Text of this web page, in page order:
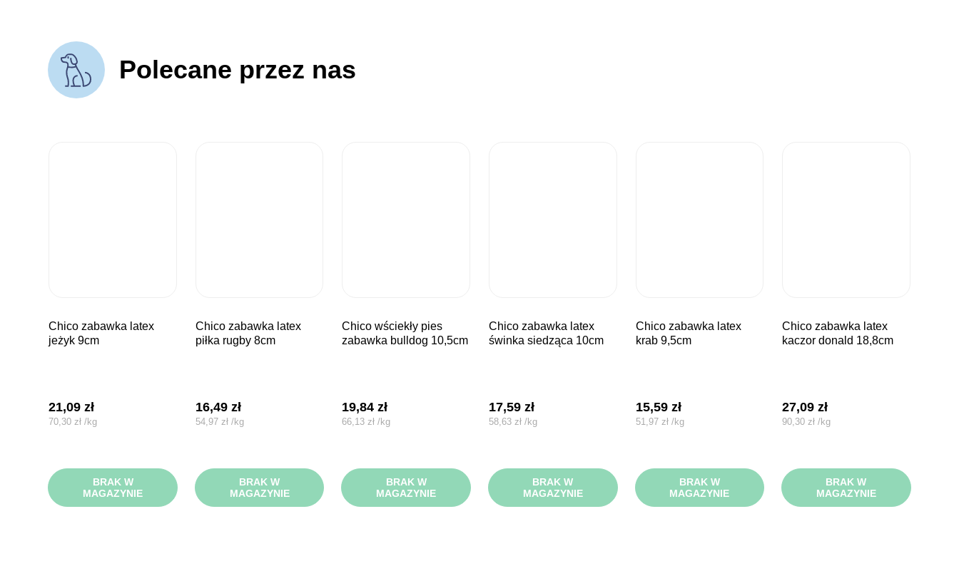
Polecane przez nas
chico zabawka latex
jeżyk 9cm
21,09zł
70,30zł /kg
BRAK W
MAGAZYNIE
chico zabawka latex
piłka rugby 8cm
16,49 zł
54,97 zł /kg
BRAK W
MAGAZYNIE
chico wściekły pies
zabawka bulldog 10,5cm
19,84zł
66,13zł /kg
BRAK W
MAGAZYNIE
chico zabawka latex
świnka siedząca 10cm
17,59 zł
58,63 zł /kg
BRAK W
MAGAZYNIE
chico zabawka latex
krab 9,5cm
15,59 zł
51,97 zł /kg
BRAK W
MAGAZYNIE
chico zabawka latex
kaczor donald 18,8cm
27,09zł
90,30zł /kg
BRAK W
MAGAZYNIE